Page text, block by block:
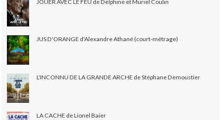
JOUER AVEC LE FEU de Delphine et Muriel Coulin
JUS D'ORANGE d'Alexandre Athané (court-métrage)
L'INCONNU DE LA GRANDE ARCHE de Stéphane Demoustier
LA CACHE de Lionel Baier